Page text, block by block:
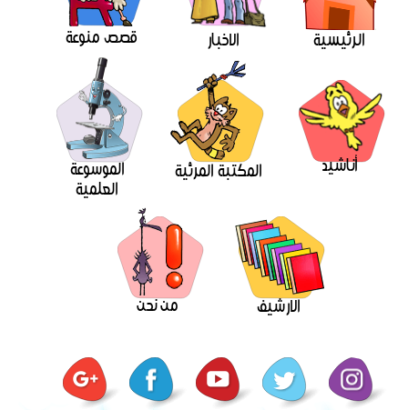
الرئيسية الاخبار قصص منوعة
أناشيد المكتبة المرئية الموسوعة
العلمية
الارشيف من نحن